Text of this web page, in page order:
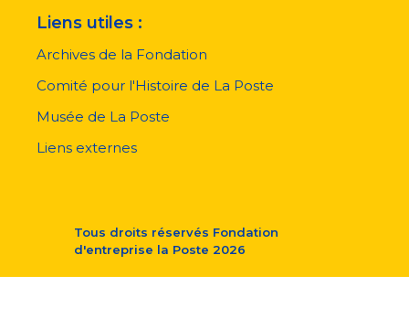
Liens utiles :
Archives de la Fondation
Comité pour l'Histoire de La Poste
Musée de La Poste
Liens externes
Tous droits réservés Fondation
d'entreprise la Poste 2026